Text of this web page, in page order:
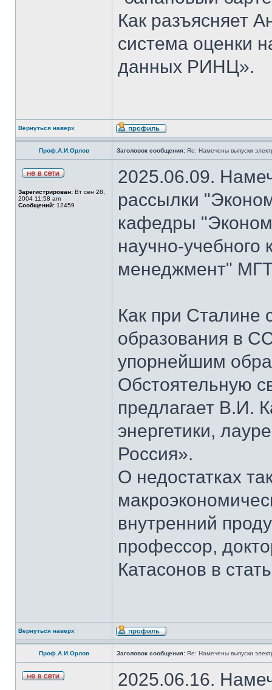
Как разъясняет
система оценки
данных РИНЦ».
Вернуться наверх
Проф.А.И.Орлов Заголовок сообщения: Re: Намечены выпуски
Зарегистрирован: Вт сен 28,
2004 11:58 am
Сообщений: 12459
2025.06.09.
рассылки
кафедры
научно-
менеджмент"
Как при Сталине
образования в
упорнейшим
Обстоятельную
предлагает В.И.
энергетики,
Россия».
О недостатках
внутренний
профессор,
Катасонов в
Вернуться наверх
Проф.А.И.Орлов Заголовок сообщения: Re: Намечены выпуски
2025.06.16.